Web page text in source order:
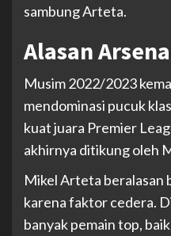
sambung Arteta.
Alasan
Musim 2022/2023
mendominasi pucuk
kuat juara Premier
akhirnya ditikung oleh
Mikel Arteta beralasan
karena faktor cedera.
banyak pemain top,